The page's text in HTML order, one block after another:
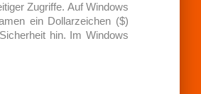
Zugriffe. Auf Windows
ein Dollarzeichen ($)
hin. Im Windows